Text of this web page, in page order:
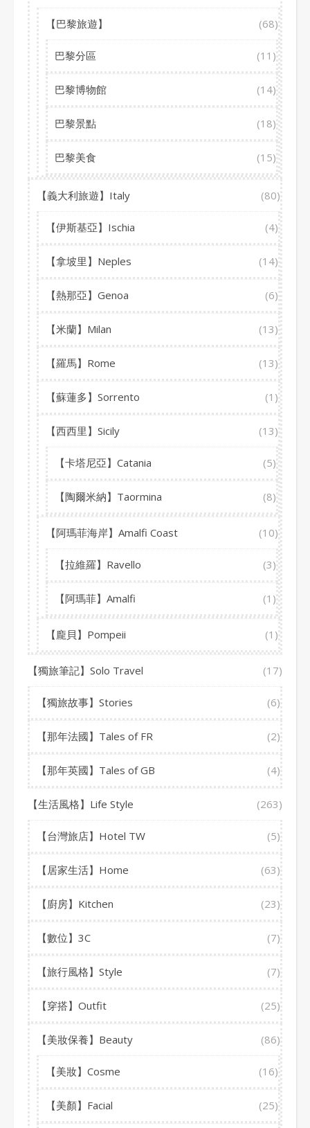
【巴黎旅遊】 (68)
巴黎分區 (11)
巴黎博物館 (14)
巴黎景點 (18)
巴黎美食 (15)
【義大利旅遊】Italy (80)
【伊斯基亞】Ischia (4)
【拿坡里】Neples (14)
【熱那亞】Genoa (6)
【米蘭】Milan (13)
【羅馬】Rome (13)
【蘇蓮多】Sorrento (1)
【西西里】Sicily (13)
【卡塔尼亞】Catania (5)
【陶爾米納】Taormina (8)
【阿瑪菲海岸】Amalfi Coast (10)
【拉維羅】Ravello (3)
【阿瑪菲】Amalfi (1)
【龐貝】Pompeii (1)
【獨旅筆記】Solo Travel (17)
【獨旅故事】Stories (6)
【那年法國】Tales of FR (2)
【那年英國】Tales of GB (4)
【生活風格】Life Style (263)
【台灣旅店】Hotel TW (5)
【居家生活】Home (63)
【廚房】Kitchen (23)
【數位】3C (7)
【旅行風格】Style (7)
【穿搭】Outfit (25)
【美妝保養】Beauty (86)
【美妝】Cosme (16)
【美顏】Facial (25)